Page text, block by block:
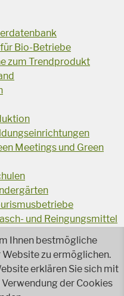
Bio-Betriebe
zum Trendprodukt
Meetings und Green
und Reingungsmittel
Elektroaltgeräten
Ihnen bestmögliche
zu ermöglichen.
erklären Sie sich mit
der Cookies